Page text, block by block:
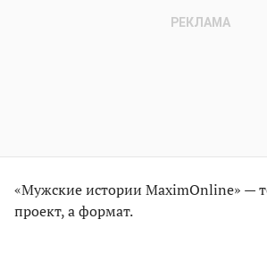
«Мужские истории MaximOnline» —
проект, а формат.